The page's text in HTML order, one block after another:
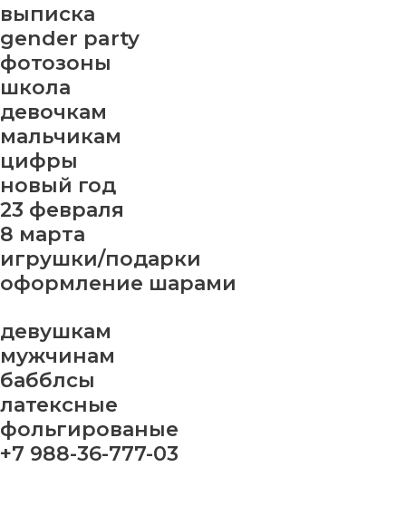
выписка
gender party
фотозоны
школа
девочкам
мальчикам
цифры
новый год
23 февраля
8 марта
игрушки/подарки
оформление шарами
девушкам
мужчинам
бабблсы
латексные
фольгированые
+7 988-36-777-03